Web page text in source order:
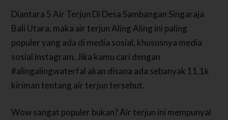
Diantara 5 Air Terjun Di Desa Sambangan Singaraja
Bali Utara, maka air terjun Aling Aling ini paling
populer yang ada di media sosial, khususnya media
sosial instagram. Jika kamu cari dengan
#alingalingwaterfal akan disana ada sebanyak 11,1k
kiriman tentang air terjun tersebut.
Wow sangat populer bukan? Air terjun ini mempunyai